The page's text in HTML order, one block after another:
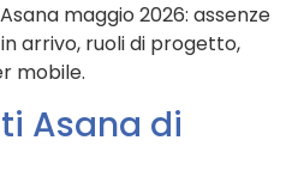
maggio 2026: assenze
arrivo, ruoli di progetto,
mobile.
Asana di